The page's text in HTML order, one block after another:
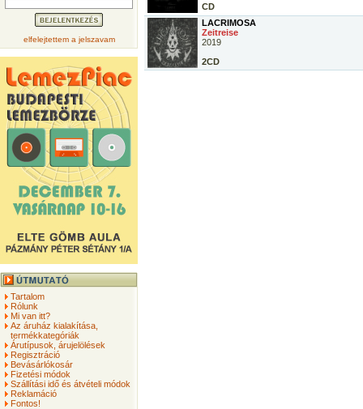
elfelejtettem a jelszavam
Tartalom
Rólunk
Mi van itt?
Az áruház kialakítása,
termékkategóriák
Árutípusok, árujelölések
Regisztráció
Bevásárlókosár
Fizetési módok
Szállítási idő és átvételi módok
Reklamáció
Fontos!
CD
LACRIMOSA
Zeitreise
2019
2CD